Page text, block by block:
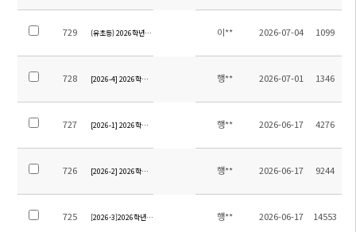
729 (유초등) 2026학년도 여름방학계획(학년별) 이** 2026-07-04 1099
728 [2026-4] 2026학년도 12학년 졸업여행 위탁용역 업체 선정을 위한 입찰 재공고
행** 2026-07-01 1346
727 [2026-1] 2026학년도 9학년 졸업여행 위탁용역 업체 선정을 위한 입찰 공고
행** 2026-06-17 4276
726 [2026-2] 2026학년도 12학년 졸업여행 위탁용역 업체 선정을 위한 입찰 공고
행** 2026-06-17 9244
725 [2026-3]2026학년도 중등 현장체험학습 위탁용역 업체 선정을 위한 입찰 공고
행** 2026-06-17 14553